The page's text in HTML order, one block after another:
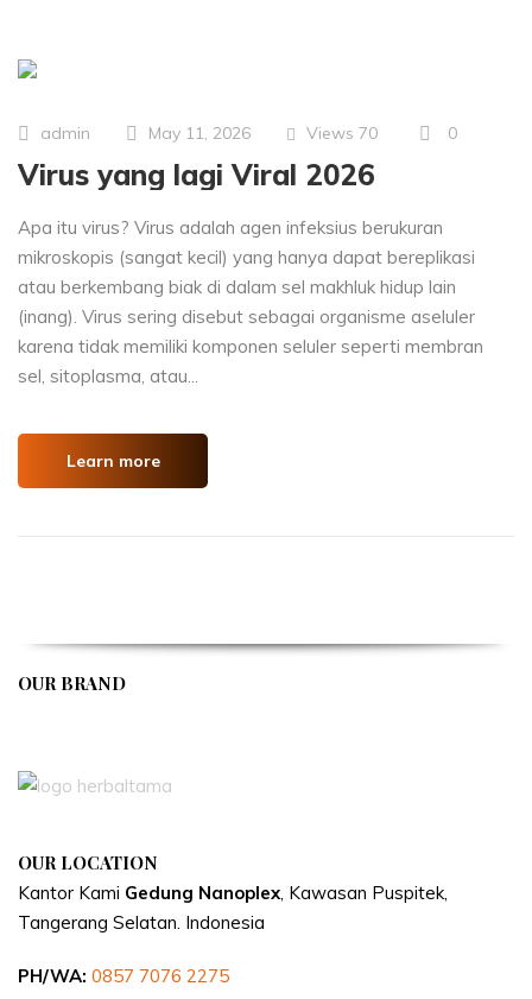
admin May 11, 2026 Views 70 0
Virus yang lagi Viral 2026
Apa itu virus? Virus adalah agen infeksius berukuran
mikroskopis (sangat kecil) yang hanya dapat bereplikasi
atau berkembang biak di dalam sel makhluk hidup lain
(inang). Virus sering disebut sebagai organisme aseluler
karena tidak memiliki komponen seluler seperti membran
sel, sitoplasma, atau...
Learn more
OUR BRAND
OUR LOCATION
Kantor Kami Gedung Nanoplex , Kawasan Puspitek,
Tangerang Selatan. Indonesia
PH/WA: 0857 7076 2275